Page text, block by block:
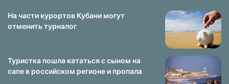
На части курортов Кубани могут
отменить турналог
Туристка пошла кататься с сыном на
сапе в российском регионе и пропала